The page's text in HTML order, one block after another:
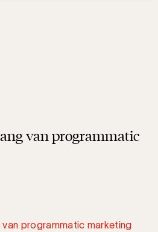
van programmatic
van programmatic marketing